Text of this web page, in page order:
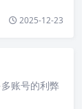
2025-12-23
账号的利弊